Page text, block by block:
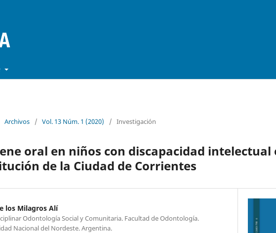
Archivos / Vol. 13 Núm. 1 (2020) / Investigación
oral en niños con discapacidad intelectual
de la Ciudad de Corrientes
los Milagros Alí
Odontología Social y Comunitaria. Facultad de Odontología.
Nacional del Nordeste. Argentina.